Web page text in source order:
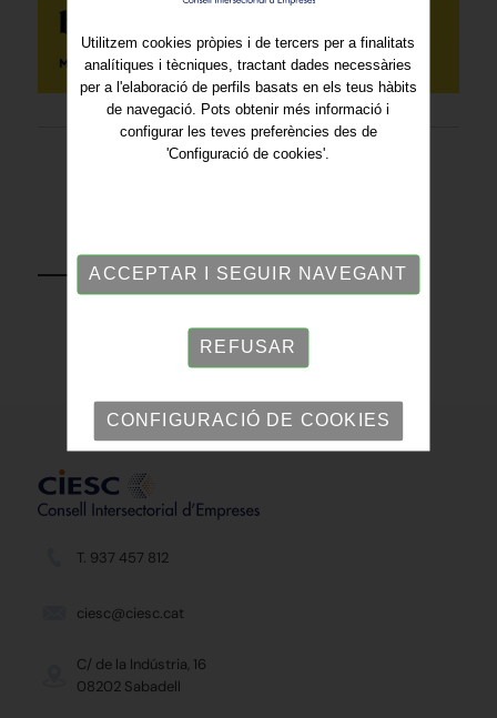
TORNAR
T. 937 457 812
ciesc@ciesc.cat
C/ de la Indústria, 16
08202 Sabadell
Utilitzem cookies pròpies i de tercers per a finalitats
analítiques i tècniques, tractant dades necessàries
per a l'elaboració de perfils basats en els teus hàbits
de navegació. Pots obtenir més informació i
configurar les teves preferències des de
'Configuració de cookies'.
ACCEPTAR I SEGUIR NAVEGANT
REFUSAR
CONFIGURACIÓ DE COOKIES